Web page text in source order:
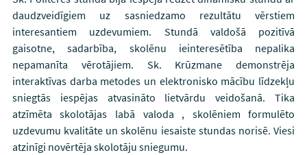
daudzveidīgiem uz sasniedzamo rezultātu vērstiem
interesantiem uzdevumiem. Stundā valdošā pozitīvā
gaisotne, sadarbība, skolēnu ieinteresētība nepalika
nepamanīta vērotājiem. Sk. Krūzmane demonstrēja
interaktīvas darba metodes un elektronisko mācību līdzekļu
sniegtās iespējas atvasināto lietvārdu veidošanā. Tika
atzīmēta skolotājas labā valoda , skolēniem formulēto
uzdevumu kvalitāte un skolēnu iesaiste stundas norisē. Viesi
atzinīgi novērtēja skolotāju sniegumu.